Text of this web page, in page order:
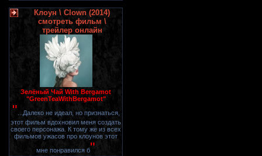
Клоун \ Clown (2014)
смотреть фильм \
трейлер онлайн
Зелёный Чай With Bergamot
"GreenTeaWithBergamot"
" ...Далеко не идеал, но признаться,
этот фильм вдохновил меня создать
своего персонажа. К тому же из всех
фильмов ужасов про клоунов этот
мне понравился б"